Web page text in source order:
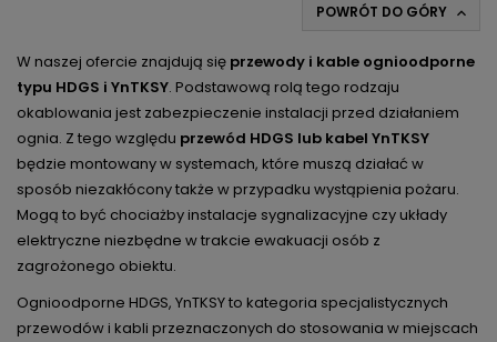
POWRÓT DO GÓRY 
W naszej ofercie znajdują się przewody i kable ognioodporne
typu HDGS i YnTKSY. Podstawową rolą tego rodzaju
okablowania jest zabezpieczenie instalacji przed działaniem
ognia. Z tego względu przewód HDGS lub kabel YnTKSY
będzie montowany w systemach, które muszą działać w
sposób niezakłócony także w przypadku wystąpienia pożaru.
Mogą to być chociażby instalacje sygnalizacyjne czy układy
elektryczne niezbędne w trakcie ewakuacji osób z
zagrożonego obiektu.
Ognioodporne HDGS, YnTKSY to kategoria specjalistycznych
przewodów i kabli przeznaczonych do stosowania w miejscach